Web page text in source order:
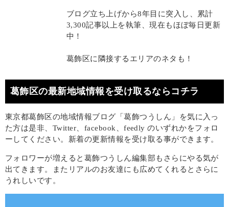
ブログ立ち上げから8年目に突入し、累計
3,300記事以上を執筆、現在もほぼ毎日更新
中！
葛飾区に隣接するエリアのネタも！
葛飾区の最新地域情報を受け取るならコチラ
東京都葛飾区の地域情報ブログ「葛飾つうしん」を気に入っ
た方は是非、Twitter、facebook、feedly のいずれかをフォロ
ーしてください。新着の更新情報を受け取る事ができます。
フォロワーが増えると葛飾つうしん編集部もさらにやる気が
出てきます。またリアルのお友達にも広めてくれるとさらに
うれしいです。